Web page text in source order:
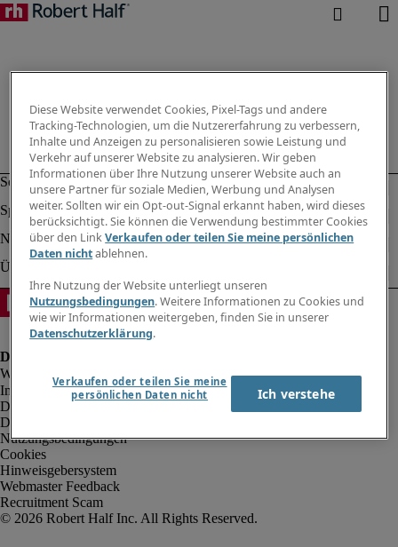
Impressum
Datenschutz
Datenschutz Arbeitnehmer/Zeitarbeitskräfte
Nutzungsbedingungen
Cookies
Hinweisgebersystem
Webmaster Feedback
Recruitment Scam
Diese Website verwendet Cookies, Pixel-Tags und andere
Tracking-Technologien, um die Nutzererfahrung zu verbessern,
Inhalte und Anzeigen zu personalisieren sowie Leistung und
Verkehr auf unserer Website zu analysieren. Wir geben
Informationen über Ihre Nutzung unserer Website auch an
unsere Partner für soziale Medien, Werbung und Analysen
weiter. Sollten wir ein Opt-out-Signal erkannt haben, wird dieses
berücksichtigt. Sie können die Verwendung bestimmter Cookies
über den LinkVerkaufen oder teilen Sie meine persönlichen
Daten nichtablehnen.
Ihre Nutzung der Website unterliegt unseren
Nutzungsbedingungen. Weitere Informationen zu Cookies und
wie wir Informationen weitergeben, finden Sie in unserer
Datenschutzerklärung.
Verkaufen oder teilen Sie meine
persönlichen Daten nicht
Ich verstehe